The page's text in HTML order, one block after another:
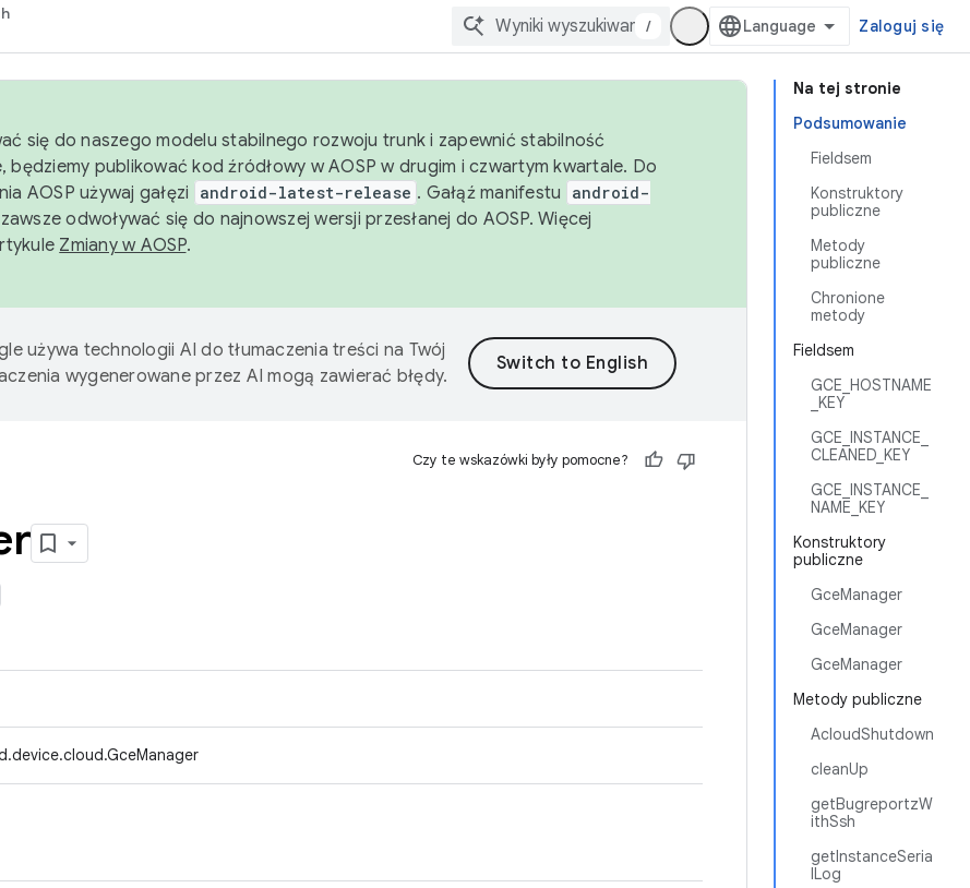
/ Zaloguj się
Na tej stronie
Podsumowanie
Fieldsem
Konstruktory
publiczne
Metody
publiczne
Chronione
metody
Fieldsem
GCE_HOSTNAME
_KEY
GCE_INSTANCE_
CLEANED_KEY
GCE_INSTANCE_
NAME_KEY
Konstruktory
publiczne
GceManager
GceManager
GceManager
Metody publiczne
AcloudShutdown
cleanUp
getBugreportzW
ithSsh
getInstanceSeria
lLog
się do naszego modelu stabilnego rozwoju trunk i zapewnić stabilność
będziemy publikować kod źródłowy w AOSP w drugim i czwartym kwartale. Do
AOSP używaj gałęzi
android-latest-release . Gałąź manifestu
android-
odwoływać się do najnowszej wersji przesłanej do AOSP. Więcej
Zmiany w AOSP.
używa technologii AI do tłumaczenia treści na Twój
wygenerowane przez AI mogą zawierać błędy.
Czy te wskazówki były pomocne?